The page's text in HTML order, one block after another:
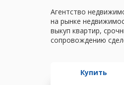
Агентство
на рынке
выкуп квартир,
сопровождению
Купить